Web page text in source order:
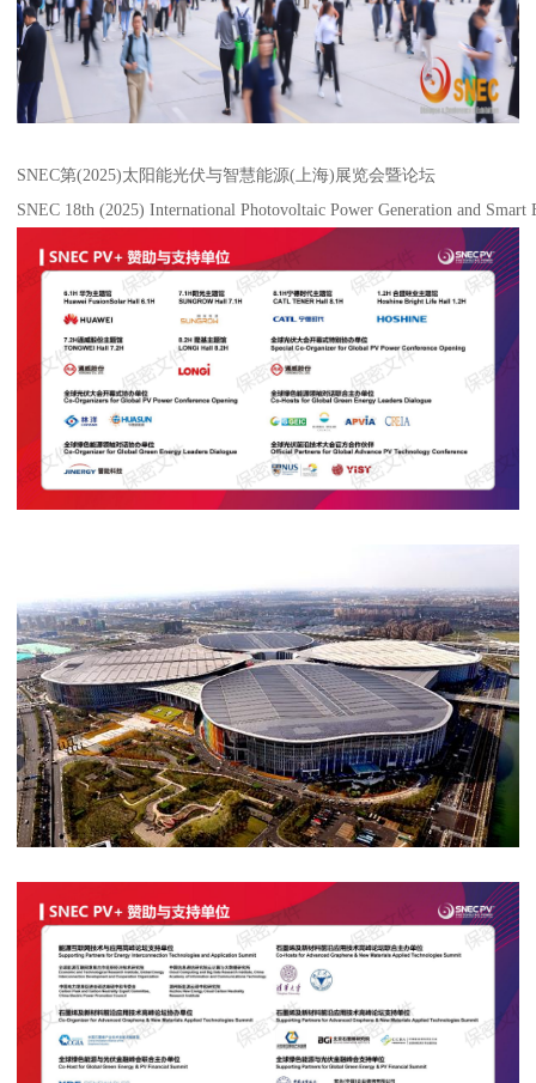
SNEC第(2025)太阳能光伏与智慧能源(上海)展览会暨论坛
SNEC 18th (2025) International Photovoltaic Power Generation and